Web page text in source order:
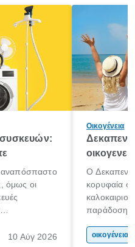
συσκευών:
αναπόσπαστο
όμως οι
η
10 Αύγ 2026
Οικογένεια
Ο
κορυφαία
παράδοση με
χώρας. Είτε